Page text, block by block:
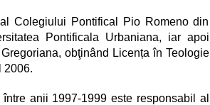
Colegiului Pontifical Pio Romeno din
Pontificala Urbaniana, iar apoi
obţinând Licența în Teologie
2006.
anii 1997-1999 este responsabil al